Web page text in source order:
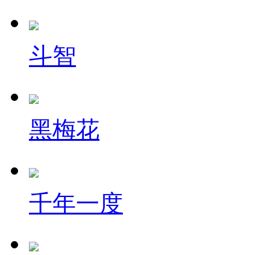
斗智
黑梅花
千年一度